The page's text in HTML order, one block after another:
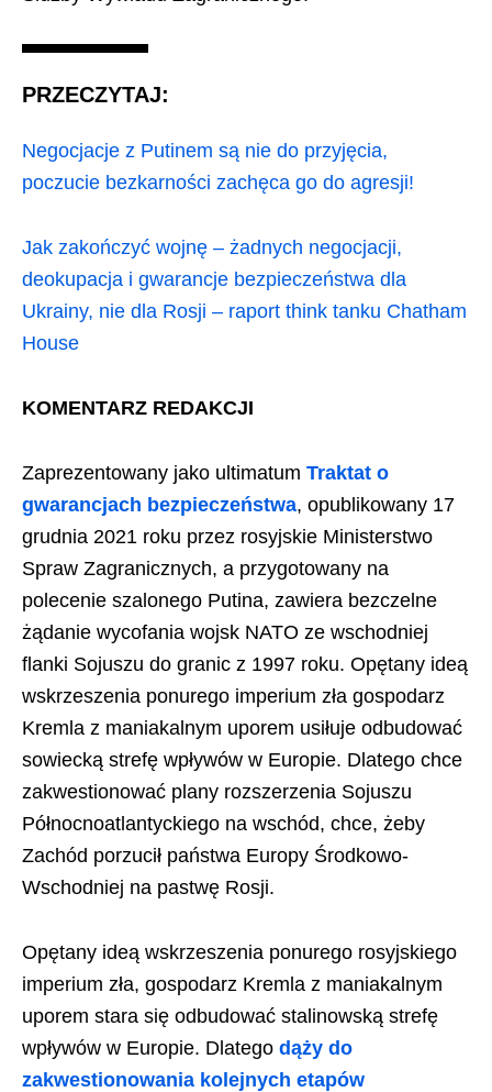
PRZECZYTAJ:
Negocjacje z Putinem są nie do przyjęcia,
poczucie bezkarności zachęca go do agresji!
Jak zakończyć wojnę – żadnych negocjacji,
deokupacja i gwarancje bezpieczeństwa dla
Ukrainy, nie dla Rosji – raport think tanku Chatham
House
KOMENTARZ REDAKCJI
Zaprezentowany jako ultimatum Traktat o
gwarancjach bezpieczeństwa, opublikowany 17
grudnia 2021 roku przez rosyjskie Ministerstwo
Spraw Zagranicznych, a przygotowany na
polecenie szalonego Putina, zawiera bezczelne
żądanie wycofania wojsk NATO ze wschodniej
flanki Sojuszu do granic z 1997 roku. Opętany ideą
wskrzeszenia ponurego imperium zła gospodarz
Kremla z maniakalnym uporem usiłuje odbudować
sowiecką strefę wpływów w Europie. Dlatego chce
zakwestionować plany rozszerzenia Sojuszu
Północnoatlantyckiego na wschód, chce, żeby
Zachód porzucił państwa Europy Środkowo-
Wschodniej na pastwę Rosji.
Opętany ideą wskrzeszenia ponurego rosyjskiego
imperium zła, gospodarz Kremla z maniakalnym
uporem stara się odbudować stalinowską strefę
wpływów w Europie. Dlatego dąży do
zakwestionowania kolejnych etapów